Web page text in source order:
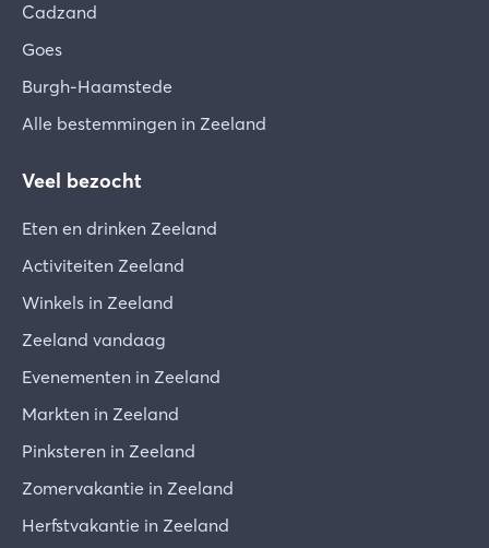
Cadzand
Goes
Burgh-Haamstede
Alle bestemmingen in Zeeland
Veel bezocht
Eten en drinken Zeeland
Activiteiten Zeeland
Winkels in Zeeland
Zeeland vandaag
Evenementen in Zeeland
Markten in Zeeland
Pinksteren in Zeeland
Zomervakantie in Zeeland
Herfstvakantie in Zeeland